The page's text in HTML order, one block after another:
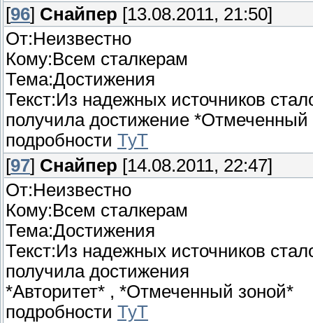
[96] Снайпер [13.08.2011, 21:50]
От:Неизвестно
Кому:Всем сталкерам
Тема:Достижения
Текст:Из надежных источников
получила достижение *Отмеченный
подробности ТуТ
[97] Снайпер [14.08.2011, 22:47]
От:Неизвестно
Кому:Всем сталкерам
Тема:Достижения
Текст:Из надежных источников
получила достижения
*Авторитет* , *Отмеченный зоной*
подробности ТуТ